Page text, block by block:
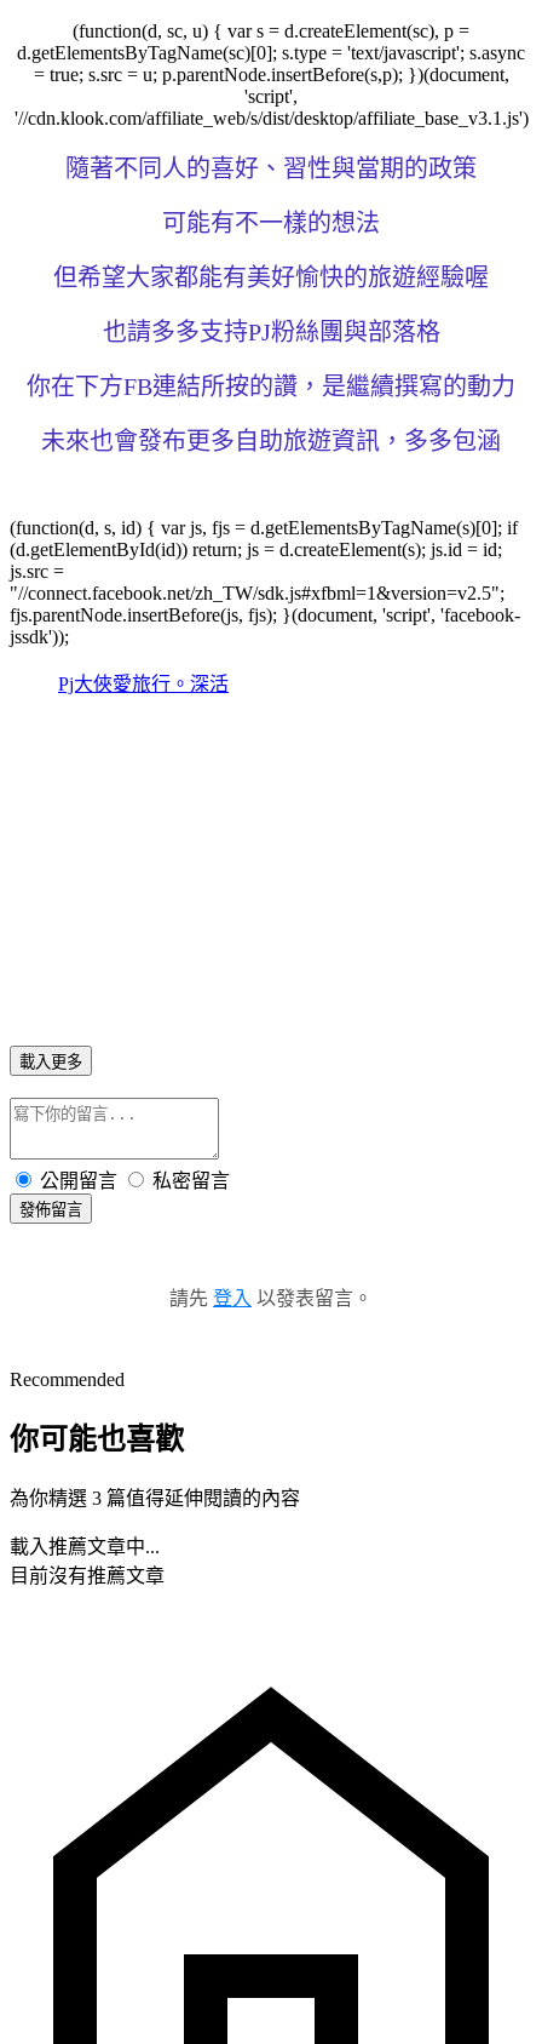
(function(d, sc, u) { var s = d.createElement(sc), p =
d.getElementsByTagName(sc)[0]; s.type = 'text/javascript'; s.async
= true; s.src = u; p.parentNode.insertBefore(s,p); })(document,
'script',
'//cdn.klook.com/affiliate_web/s/dist/desktop/affiliate_base_v3.1.js')
隨著不同人的喜好、習性與當期的政策
可能有不一樣的想法
但希望大家都能有美好愉快的旅遊經驗喔
也請多多支持PJ粉絲團與部落格
你在下方FB連結所按的讚，是繼續撰寫的動力
未來也會發布更多自助旅遊資訊，多多包涵
(function(d, s, id) { var js, fjs = d.getElementsByTagName(s)[0]; if
(d.getElementById(id)) return; js = d.createElement(s); js.id = id;
js.src =
"//connect.facebook.net/zh_TW/sdk.js#xfbml=1&version=v2.5";
fjs.parentNode.insertBefore(js, fjs); }(document, 'script', 'facebook-
jssdk'));
Pj大俠愛旅行。深活
載入更多
公開留言 私密留言
發佈留言
請先 登入 以發表留言。
Recommended
你可能也喜歡
為你精選 3 篇值得延伸閱讀的內容
載入推薦文章中...
目前沒有推薦文章